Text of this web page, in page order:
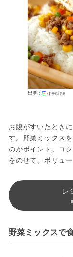
出典：
お腹がすいたとき
す。野菜ミックス
のがポイント。コ
をのせて、ボリュ
レ
野菜ミックスで